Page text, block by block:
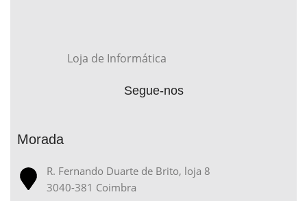
Loja de Informática
Segue-nos
Morada
R. Fernando Duarte de Brito, loja 8
3040-381 Coimbra